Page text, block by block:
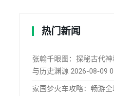
热门新闻
张翰千眼图：探秘古代
与历史渊源 2026-08-09
家国梦火车攻略：畅游